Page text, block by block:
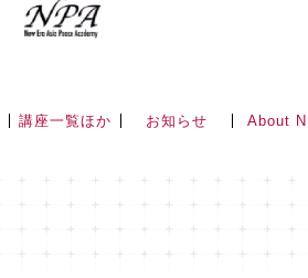
講座一覧ほか お知らせ About